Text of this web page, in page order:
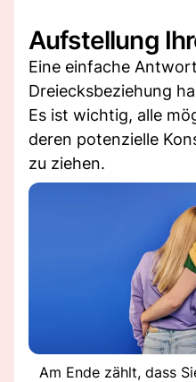
Aufstellung
Eine einfache
Dreiecksbeziehung
Es ist wichtig, alle
deren potenzielle
zu ziehen.
Am Ende zählt, dass